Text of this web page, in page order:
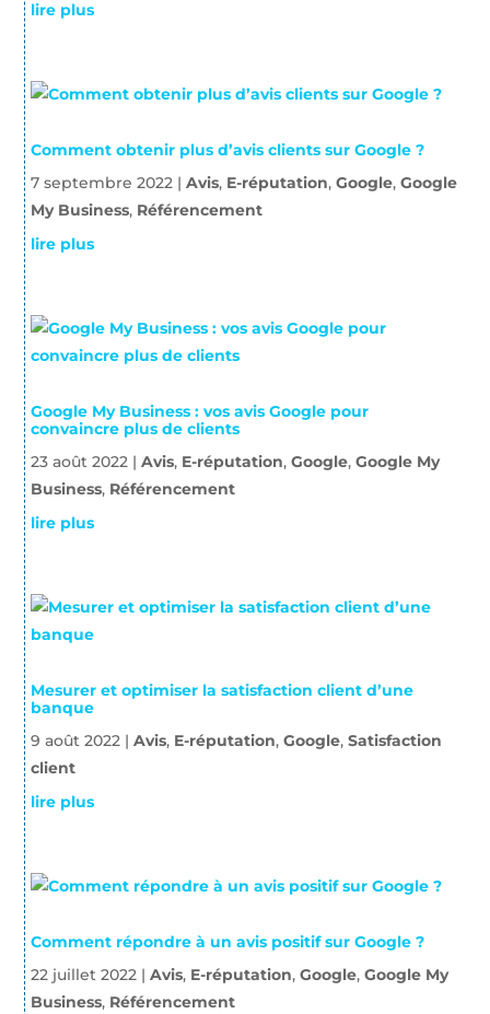
lire plus
Comment obtenir plus d’avis clients sur Google ?
7 septembre 2022| Avis, E-réputation, Google, Google
My Business, Référencement
lire plus
Google My Business : vos avis Google pour
convaincre plus de clients
23 août 2022| Avis, E-réputation, Google, Google My
Business, Référencement
lire plus
Mesurer et optimiser la satisfaction client d’une
banque
9 août 2022| Avis, E-réputation, Google, Satisfaction
client
lire plus
Comment répondre à un avis positif sur Google ?
22 juillet 2022| Avis, E-réputation, Google, Google My
Business, Référencement